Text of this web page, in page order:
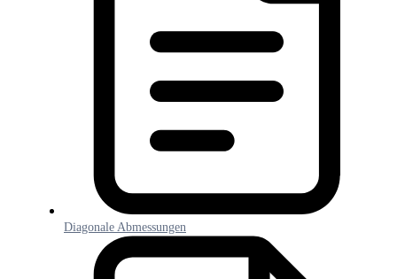
Diagonale Abmessungen